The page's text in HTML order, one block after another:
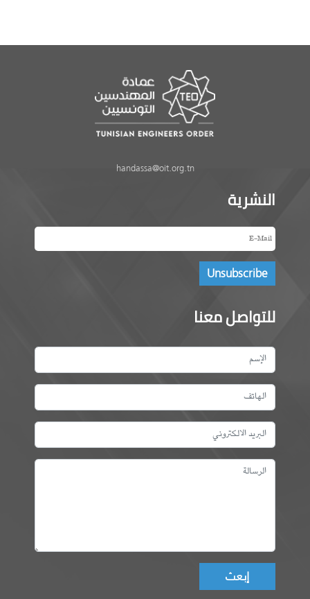
handassa@oit.org.tn
النشرية
للتواصل معنا